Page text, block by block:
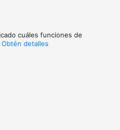
cuáles funciones de
Obtén detalles